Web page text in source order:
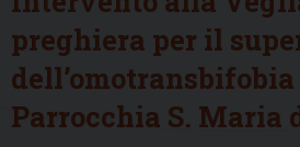
preghiera per il
Parrocchia S. Maria